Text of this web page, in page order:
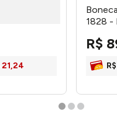
21,24
1828 -
R$
R$